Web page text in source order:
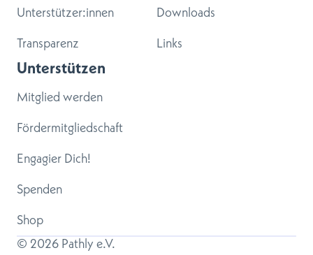
Unterstützer:innen
Transparenz
Downloads
Links
Unterstützen
Mitglied werden
Fördermitgliedschaft
Engagier Dich!
Spenden
Shop
© 2026 Pathly e.V.